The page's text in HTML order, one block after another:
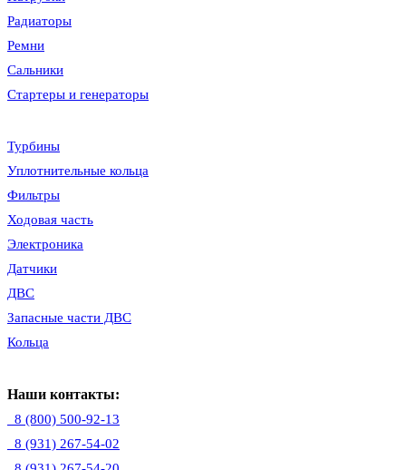
Радиаторы
Ремни
Сальники
Стартеры и генераторы
Турбины
Уплотнительные кольца
Фильтры
Ходовая часть
Электроника
Датчики
ДВС
Запасные части ДВС
Кольца
Наши контакты:
8 (800) 500-92-13
8 (931) 267-54-02